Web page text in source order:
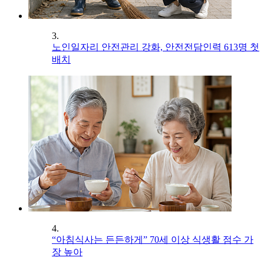
3.
노인일자리 안전관리 강화, 안전전담인력 613명 첫
배치
4.
“아침식사는 든든하게” 70세 이상 식생활 점수 가
장 높아